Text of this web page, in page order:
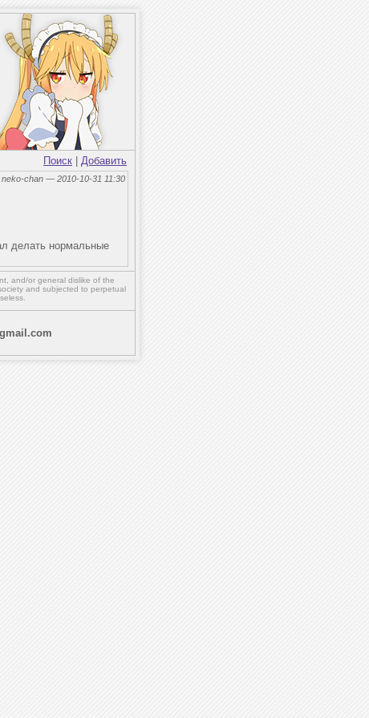
Поиск Добавить
neko-chan — 2010-10-31 11:30
делать нормальные
and/or general dislike of the
and subjected to perpetual